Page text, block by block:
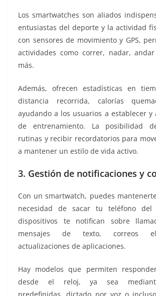
Los smartwatches son aliados
entusiastas del deporte y la actividad
con sensores de movimiento y GPS,
actividades como correr, nadar,
más.
Además, ofrecen estadísticas en
distancia recorrida, calorías
ayudando a los usuarios a establecer y
de entrenamiento. La posibilidad
rutinas y recibir recordatorios para
a mantener un estilo de vida activo.
3. Gestión de notificaciones y
Con un smartwatch, puedes
necesidad de sacar tu teléfono del
dispositivos te notifican sobre
mensajes de texto, correos
actualizaciones de aplicaciones.
Hay modelos que permiten
desde el reloj, ya sea